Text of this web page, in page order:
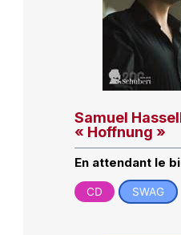
Samuel
« Hoffnung »
En attendant le
CD SWAG